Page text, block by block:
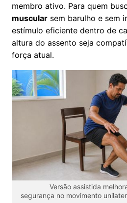
membro ativo. Para quem
muscular sem barulho e sem
estímulo eficiente dentro de
altura do assento seja
força atual.
Versão assistida
segurança no movimento